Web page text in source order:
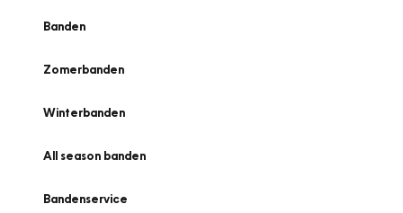
Banden
Zomerbanden
Winterbanden
All season banden
Bandenservice